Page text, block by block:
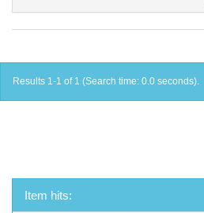
Results 1-1 of 1 (Search time: 0.0 seconds).
Item hits: